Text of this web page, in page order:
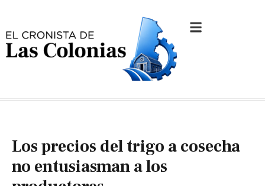
Los precios del trigo a cosecha
no entusiasman a los